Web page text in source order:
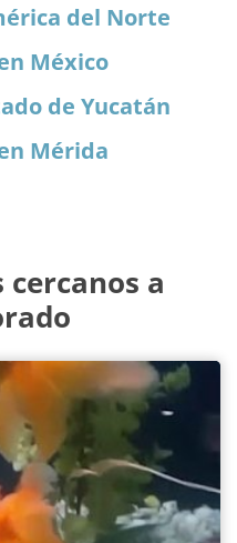
del Norte
México
de Yucatán
Mérida
a